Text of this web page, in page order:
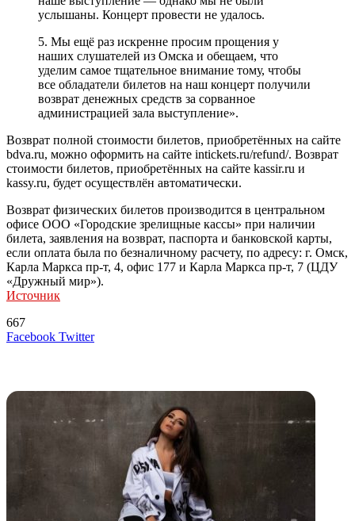
услышаны. Концерт провести не удалось.
5. Мы ещё раз искренне просим прощения у
наших слушателей из Омска и обещаем, что
уделим самое тщательное внимание тому, чтобы
все обладатели билетов на наш концерт получили
возврат денежных средств за сорванное
администрацией зала выступление».
Возврат полной стоимости билетов, приобретённых на сайте
bdva.ru, можно оформить на сайте intickets.ru/refund/. Возврат
стоимости билетов, приобретённых на сайте kassir.ru и
kassy.ru, будет осуществлён автоматически.
Возврат физических билетов производится в центральном
офисе ООО «Городские зрелищные кассы» при наличии
билета, заявления на возврат, паспорта и банковской карты,
если оплата была по безналичному расчету, по адресу: г. Омск,
Карла Маркса пр-т, 4, офис 177 и Карла Маркса пр-т, 7 (ЦДУ
«Дружный мир»).
Источник
667
Facebook TwitterLinkedIn
Tumblr
Reddit
Вконтакте
Одноклассники
Skype
Messenger
Messenger
WhatsApp
Telegram
Viber
Line
Поделиться
Печатать